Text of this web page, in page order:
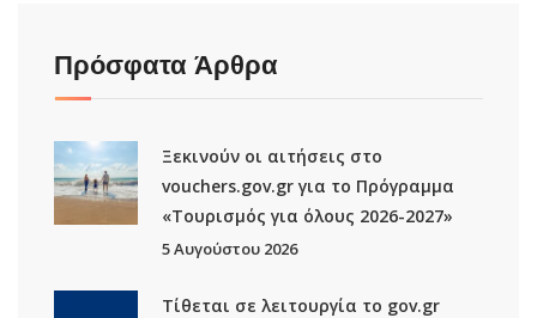
Πρόσφατα Άρθρα
Ξεκινούν οι αιτήσεις στο
vouchers.gov.gr για το Πρόγραμμα
«Τουρισμός για όλους 2026-2027»
5 Αυγούστου 2026
Τίθεται σε λειτουργία το gov.gr